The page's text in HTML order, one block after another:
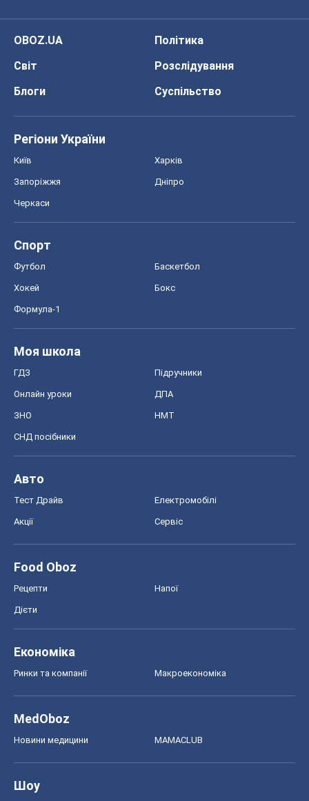
OBOZ.UA
Політика
Світ
Розслідування
Блоги
Суспільство
Регіони України
Київ Харків
Запоріжжя Дніпро
Черкаси
Спорт
Футбол Баскетбол
Хокей Бокс
Формула-1
Моя школа
ГДЗ Підручники
Онлайн уроки ДПА
ЗНО НМТ
СНД посібники
Авто
Тест Драйв Електромобілі
Акції Сервіс
Food Oboz
Рецепти Напої
Дієти
Економіка
Ринки та компанії Макроекономіка
MedOboz
Новини медицини MAMACLUB
Шоу